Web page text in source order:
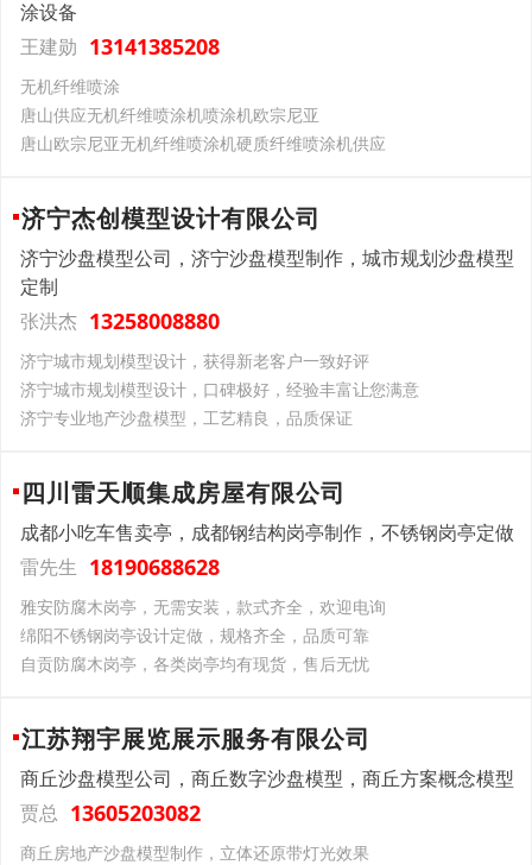
涂设备
王建勋 13141385208
无机纤维喷涂
唐山供应无机纤维喷涂机喷涂机欧宗尼亚
唐山欧宗尼亚无机纤维喷涂机硬质纤维喷涂机供应
济宁杰创模型设计有限公司
济宁沙盘模型公司，济宁沙盘模型制作，城市规划沙盘模型
定制
张洪杰 13258008880
济宁城市规划模型设计，获得新老客户一致好评
济宁城市规划模型设计，口碑极好，经验丰富让您满意
济宁专业地产沙盘模型，工艺精良，品质保证
四川雷天顺集成房屋有限公司
成都小吃车售卖亭，成都钢结构岗亭制作，不锈钢岗亭定做
雷先生 18190688628
雅安防腐木岗亭，无需安装，款式齐全，欢迎电询
绵阳不锈钢岗亭设计定做，规格齐全，品质可靠
自贡防腐木岗亭，各类岗亭均有现货，售后无忧
江苏翔宇展览展示服务有限公司
商丘沙盘模型公司，商丘数字沙盘模型，商丘方案概念模型
贾总 13605203082
商丘房地产沙盘模型制作，立体还原带灯光效果